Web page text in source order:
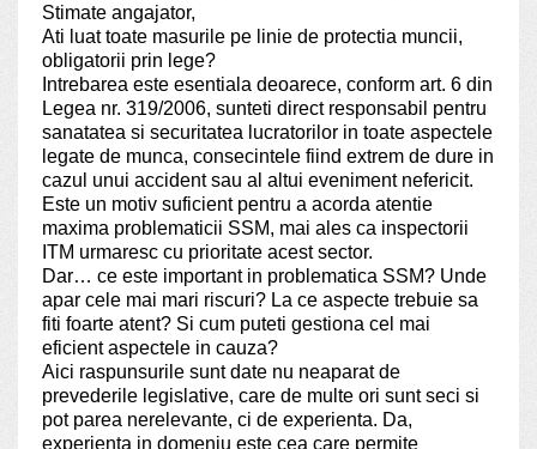
Stimate angajator,
Ati luat toate masurile pe linie de protectia muncii,
obligatorii prin lege?
Intrebarea este esentiala deoarece, conform art. 6 din
Legea nr. 319/2006, sunteti direct responsabil pentru
sanatatea si securitatea lucratorilor in toate aspectele
legate de munca, consecintele fiind extrem de dure in
cazul unui accident sau al altui eveniment nefericit.
Este un motiv suficient pentru a acorda atentie
maxima problematicii SSM, mai ales ca inspectorii
ITM urmaresc cu prioritate acest sector.
Dar… ce este important in problematica SSM? Unde
apar cele mai mari riscuri? La ce aspecte trebuie sa
fiti foarte atent? Si cum puteti gestiona cel mai
eficient aspectele in cauza?
Aici raspunsurile sunt date nu neaparat de
prevederile legislative, care de multe ori sunt seci si
pot parea nerelevante, ci de experienta. Da,
experienta in domeniu este cea care permite